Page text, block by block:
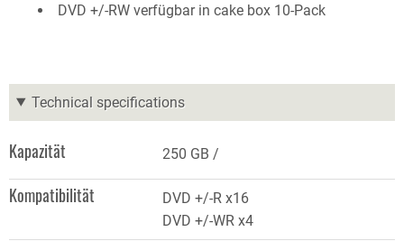
DVD +/-RW verfügbar in cake box 10-Pack
Technical specifications
Kapazität 250 GB
Kompatibilität
DVD +/-R x16
DVD +/-WR x4